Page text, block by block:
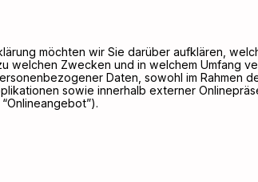
möchten wir Sie darüber aufklären,
welchen Zwecken und in welchem Umfang
Daten, sowohl im Rahmen
sowie innerhalb externer